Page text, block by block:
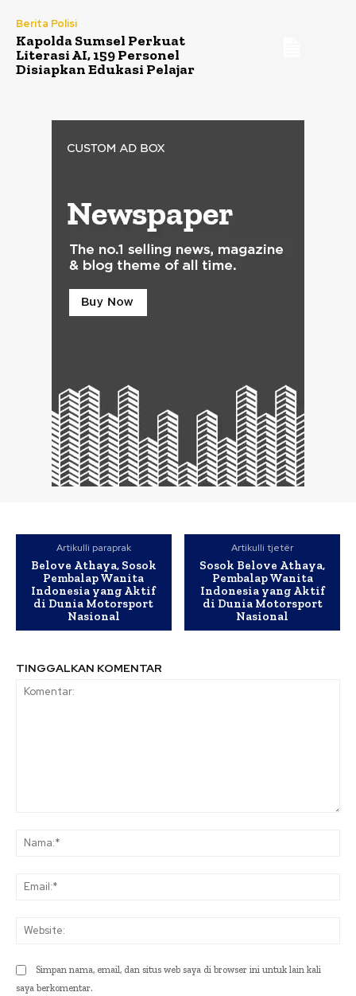
Berita Polisi
Kapolda Sumsel Perkuat
Literasi AI, 159 Personel
Disiapkan Edukasi Pelajar
Artikulli paraprak
Belove Athaya, Sosok
Pembalap Wanita
Indonesia yang Aktif
di Dunia Motorsport
Nasional
Artikulli tjetër
Sosok Belove Athaya,
Pembalap Wanita
Indonesia yang Aktif
di Dunia Motorsport
Nasional
TINGGALKAN KOMENTAR
Simpan nama, email, dan situs web saya di browser ini untuk lain kali
saya berkomentar.